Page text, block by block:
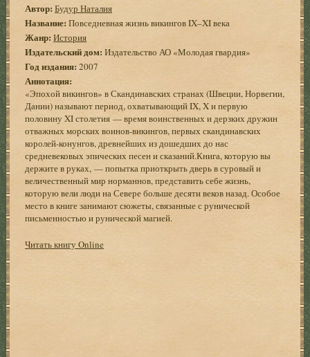
Автор: Будур Наталия
Название: Повседневная жизнь викингов IX–XI века
Жанр: История
Издательский дом: Издательство АО «Молодая гвардия»
Год издания:2007
Аннотация:
«Эпохой викингов» в Скандинавских странах (Швеции, Норвегии,
Дании) называют период, охватывающий IX, X и первую
половину XI столетия — время воинственных и дерзких дружин
отважных морских воинов-викингов, первых скандинавских
королей-конунгов, древнейших из дошедших до нас
средневековых эпических песен и сказаний.Книга, которую вы
держите в руках, — попытка приоткрыть дверь в суровый и
величественный мир норманнов, представить себе жизнь,
которую вели люди на Севере больше десяти веков назад. Особое
место в книге занимают сюжеты, связанные с рунической
письменностью и рунической магией.
Читать книгу Online